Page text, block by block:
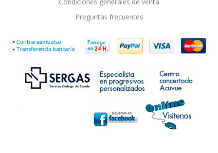
Preguntas frecuentes